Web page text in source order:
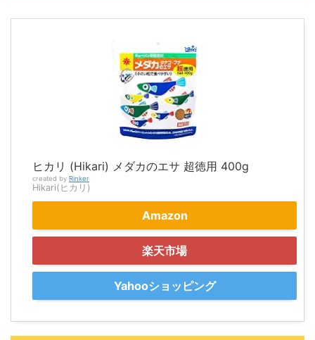
ヒカリ (Hikari) メダカのエサ 超徳用 400g
created by Rinker
Hikari(ヒカリ)
Amazon
楽天市場
Yahooショッピング